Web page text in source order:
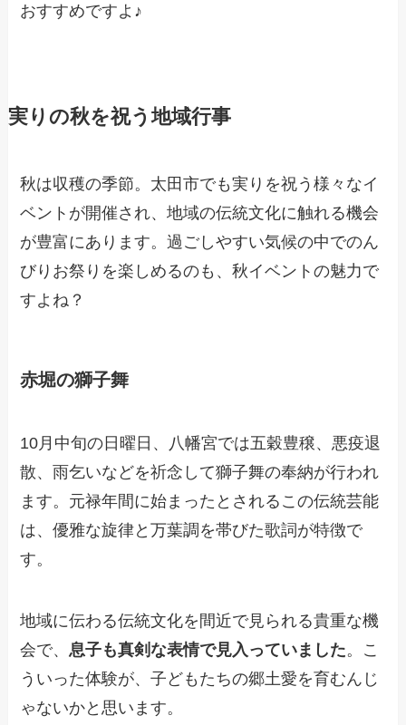
おすすめですよ♪
実りの秋を祝う地域行事
秋は収穫の季節。太田市でも実りを祝う様々なイ
ベントが開催され、地域の伝統文化に触れる機会
が豊富にあります。過ごしやすい気候の中でのん
びりお祭りを楽しめるのも、秋イベントの魅力で
すよね？
赤堀の獅子舞
10月中旬の日曜日、八幡宮では五穀豊穣、悪疫退
散、雨乞いなどを祈念して獅子舞の奉納が行われ
ます。元禄年間に始まったとされるこの伝統芸能
は、優雅な旋律と万葉調を帯びた歌詞が特徴で
す。
地域に伝わる伝統文化を間近で見られる貴重な機
会で、 息子も真剣な表情で見入っていました。こ
ういった体験が、子どもたちの郷土愛を育むんじ
ゃないかと思います。